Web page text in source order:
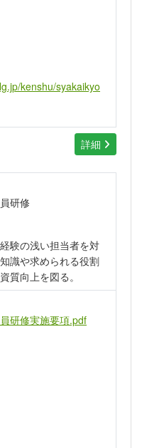
kenshu/syakaikyo
詳細
研修
験の浅い担当者を対
識や求められる役割
質向上を図る。
研修実施要項.pdf